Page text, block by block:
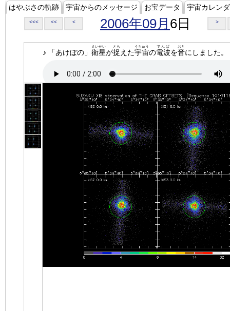
はやぶさの軌跡 宇宙からのメッセージ お宝データ 宇宙カレン
<<< << < 2006年09月 6日 >
♪ 「あけぼの」 衛星
えいせい
が捉
とら
えた宇宙
うちゅう
の電波
でんぱ
を音
おと
にしました。